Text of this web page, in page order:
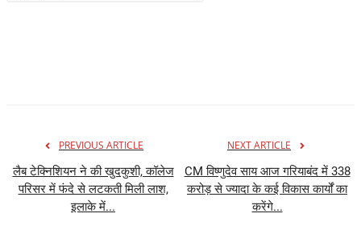
PREVIOUS ARTICLE
लैब टेक्निशियन ने की खुदकुशी, कॉलेज
परिसर में फंदे से लटकती मिली लाश,
इलाके में...
NEXT ARTICLE
CM विष्णुदेव साय आज गरियाबंद में 338
करोड़ से ज्यादा के कई विकास कार्यों का
करेंगे...